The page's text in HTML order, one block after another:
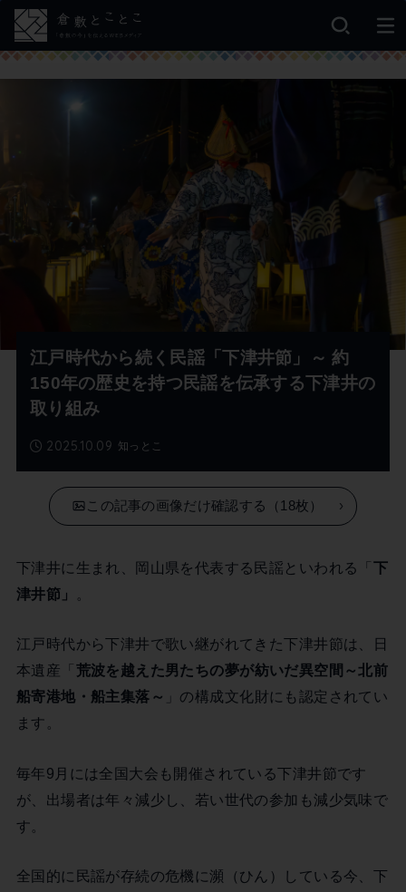
知っとこ
2025.10.09
江戸時代から続く民謡「下津井節」～ 約
150年の歴史を持つ民謡を伝承する下津井の
取り組み
この記事の画像だけ確認する（18枚）
下津井に生まれ、岡山県を代表する民謡といわれる「下
津井節」
。
江戸時代から下津井で歌い継がれてきた下津井節は、日
本遺産「荒波を越えた男たちの夢が紡いだ異空間～北前
船寄港地・船主集落～
」の構成文化財にも認定されてい
ます。
毎年9月には全国大会も開催されている下津井節です
が、出場者は年々減少し、若い世代の参加も減少気味で
す。
全国的に民謡が存続の危機に瀕（ひん）している今、下